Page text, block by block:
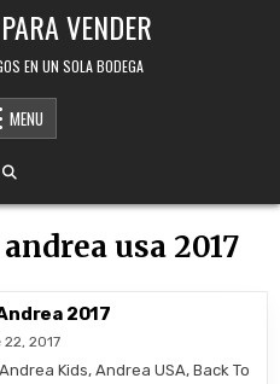
VENDER
EN UN SOLA BODEGA
MENU
usa 2017
2017
22, 2017
Kids, Andrea USA, Back To